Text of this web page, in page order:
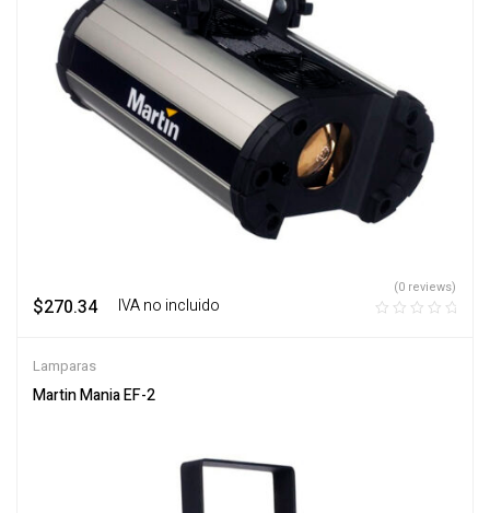
$270.34 ‎ ‎ ‎ IVA no incluido
(0 reviews)
Lamparas
Martin Mania EF-2